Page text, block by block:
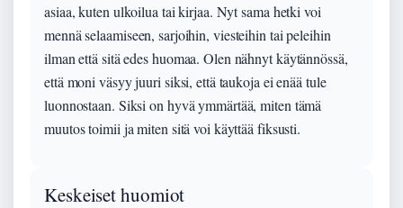
asiaa, kuten ulkoilua tai kirjaa. Nyt sama hetki voi
mennä selaamiseen, sarjoihin, viesteihin tai peleihin
ilman että sitä edes huomaa. Olen nähnyt käytännössä,
että moni väsyy juuri siksi, että taukoja ei enää tule
luonnostaan. Siksi on hyvä ymmärtää, miten tämä
muutos toimii ja miten sitä voi käyttää fiksusti.
Keskeiset huomiot